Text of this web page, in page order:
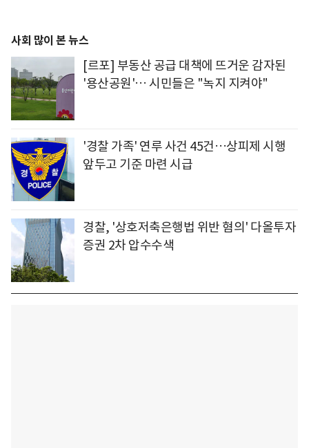
사회 많이 본 뉴스
[르포] 부동산 공급 대책에 뜨거운 감자된
'용산공원'… 시민들은 "녹지 지켜야"
'경찰 가족' 연루 사건 45건…상피제 시행
앞두고 기준 마련 시급
경찰, '상호저축은행법 위반 혐의' 다올투자
증권 2차 압수수색